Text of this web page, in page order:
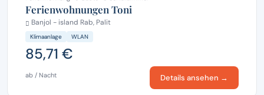
Ferienwohnungen Toni
Banjol - island Rab, Palit
Klimaanlage WLAN
85,71 €
ab / Nacht Details ansehen →